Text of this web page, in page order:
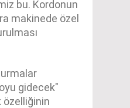
bu. Kordonun
makinede özel
gidecek"
özelliğinin